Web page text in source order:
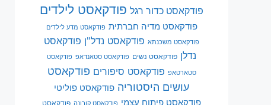
פודקאסט כדור רגל פודקאסט לילדים
פודקאסט מדיה חברתית פודקאסט מדע לילדים
פודקאסט משכנתא פודקאסט נדל"ן פודקאסט
נדלן פודקאסט נשים פודקאסט סטאנדאפ פודקאסט
סטארטאפ פודקאסט סיפורים פודקאסט
עושים היסטוריה פודקאסט פוליטי
פודקאסט פיתוח עצמי פודקאסט קורונה פודקאסט